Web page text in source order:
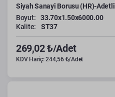
Siyah Sanayi Borusu (HR)-Adetli
Boyut:
33.70x1.50x6000.00
Kalite:
ST37
269,02 ₺/Adet
KDV Hariç: 244,56 ₺/Adet